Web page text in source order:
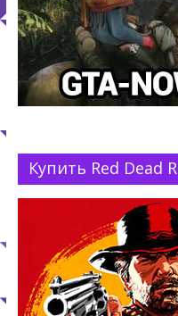
Купить Red Dead